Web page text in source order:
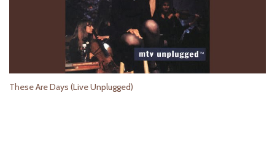
These Are Days (Live Unplugged)